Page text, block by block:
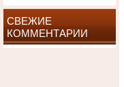
СВЕЖИЕ
КОММЕНТАРИИ